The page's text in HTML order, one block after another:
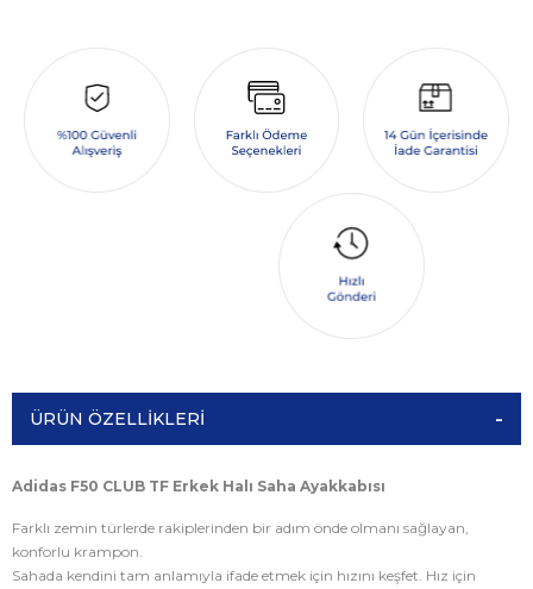
ÜRÜN ÖZELLIKLERI
Adidas F50 CLUB TF Erkek Halı Saha Ayakkabısı
Farklı zemin türlerde rakiplerinden bir adım önde olmanı sağlayan,
konforlu krampon.
Sahada kendini tam anlamıyla ifade etmek için hızını keşfet. Hız için